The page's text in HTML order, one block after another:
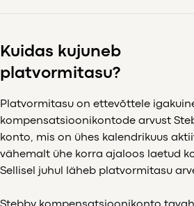
Kuidas kujuneb
platvormitasu?
Platvormitasu on ettevõttele
kompensatsioonikontode arvust
konto, mis on ühes kalendrikuus
vähemalt ühe korra ajaloos laetud
Sellisel juhul läheb platvormitasu